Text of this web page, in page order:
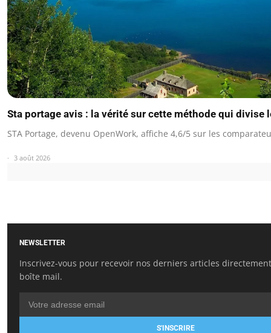
Sta portage avis : la vérité sur cette méthode qui divise
STA Portage, devenu OpenWork, affiche 4,6/5 sur les
3 août 2026
NEWSLETTER
Inscrivez-vous pour recevoir nos derniers articles
boîte mail.
S'INSCRIRE